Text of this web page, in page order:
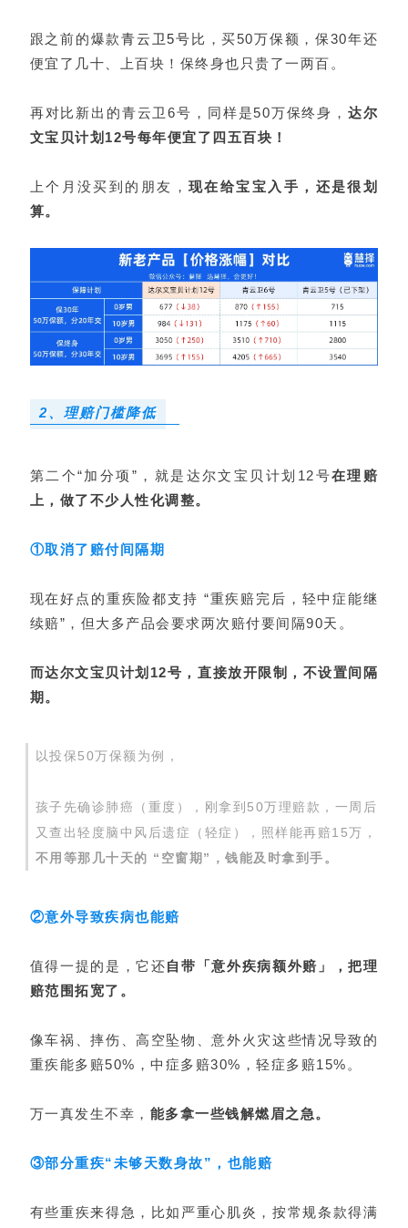
跟之前的爆款青云卫5号 比，买50万保额，保30年还
便宜了几十、上百块！保终身也只贵了一两百。
再对比新出的青云卫6号，同样是50万保终身， 达尔
文宝贝计划12号每年便宜了四五百块！
上个月没买到的朋友，现在给宝宝入手，还是很划
算。
2、理赔门槛降低
第二个“加分项”，就是 达尔文宝贝计划12号在理赔
上，做了不少人性化调整。
①取消了赔付间隔期
现在好点的重疾险都支持 “重疾赔完后，轻中症能继
续赔”，但大多产品会要求两次赔付要间隔90天。
而达尔文宝贝计划12号，直接放开限制，不设置间隔
期。
以投保50万保额为例，
孩子先确诊肺癌（重度），刚拿到50万理赔款，一周后
又查出轻度脑中风后遗症（轻症），照样能再赔15万，
不用等那几十天的 “空窗期”，钱能及时拿到手。
②意外导致疾病也能赔
值得一提的是，它还自带「意外疾病额外赔」，把理
赔范围拓宽了。
像车祸、摔伤、高空坠物、意外火灾这些情况导致的
重疾能多赔50%，中症多赔30%，轻症多赔15%。
万一真发生不幸， 能多拿一些钱解燃眉之急。
③部分重疾“未够天数身故”，也能赔
有些重疾来得急，比如严重心肌炎，按常规条款得满